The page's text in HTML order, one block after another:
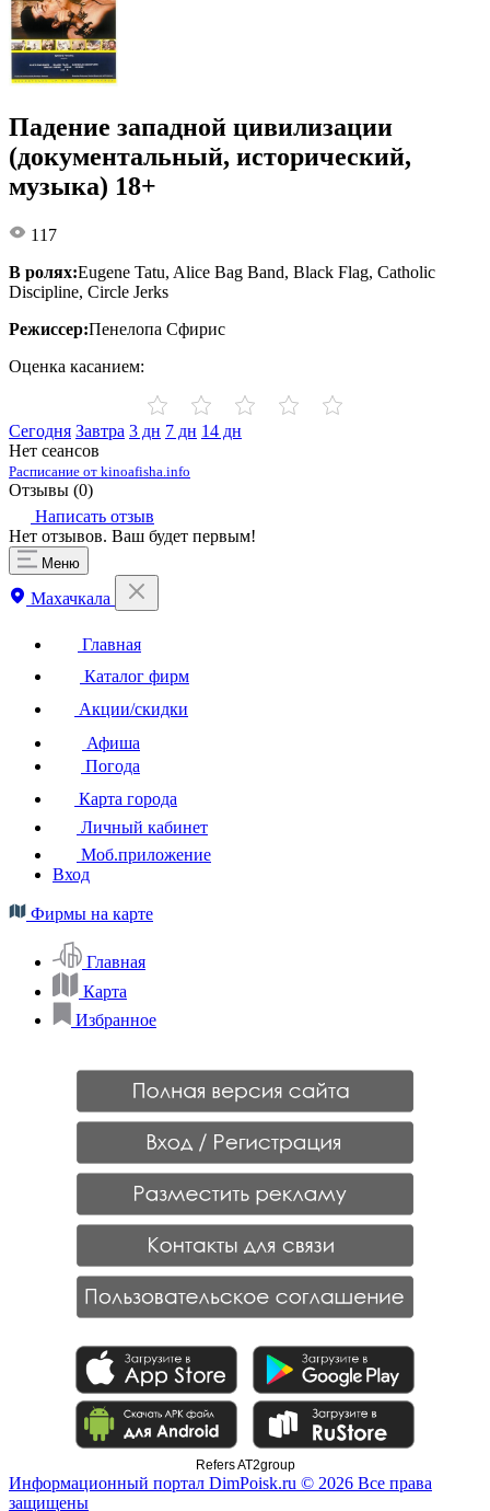
Падение западной цивилизации
(документальный, исторический,
музыка) 18+
117
В ролях:Eugene Tatu, Alice Bag Band, Black Flag, Catholic
Discipline, Circle Jerks
Режиссер:Пенелопа Сфирис
Оценка касанием:
Сегодня Завтра 3 дн 7 дн 14 дн
Нет сеансов
Расписание от kinoafisha.info
Отзывы (0)
Написать отзыв
Нет отзывов. Ваш будет первым!
Меню
Махачкала
Главная
Каталог фирм
Акции/скидки
Афиша
Погода
Карта города
Личный кабинет
Моб.приложение
Вход
Фирмы на карте
Главная
Карта
Избранное
Refers AT2group
Информационный портал DimPoisk.ru © 2026 Все права
защищены